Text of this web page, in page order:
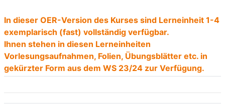
In dieser OER-Version des Kurses sind Lerneinheit 1-4
exemplarisch (fast) vollständig verfügbar.
Ihnen stehen in diesen Lerneinheiten
Vorlesungsaufnahmen, Folien, Übungsblätter etc. in
gekürzter Form aus dem WS 23/24 zur Verfügung.